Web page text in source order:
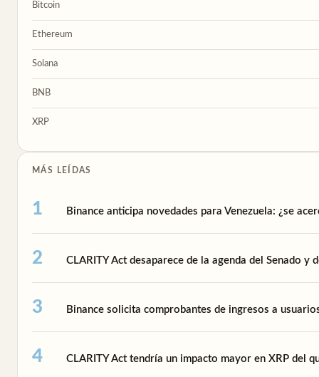
Bitcoin
Ethereum
Solana
BNB
XRP
MÁS LEÍDAS
Binance anticipa novedades para Venezuela: ¿se
CLARITY Act desaparece de la agenda del Senado
Binance solicita comprobantes de ingresos a
CLARITY Act tendría un impacto mayor en XRP del